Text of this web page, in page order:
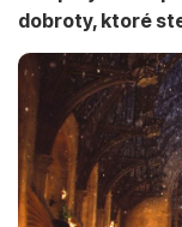
dobroty, ktoré